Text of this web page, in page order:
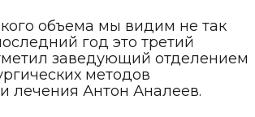
объема мы видим не так
год это третий
заведующий отделением
методов
лечения Антон Аналеев.